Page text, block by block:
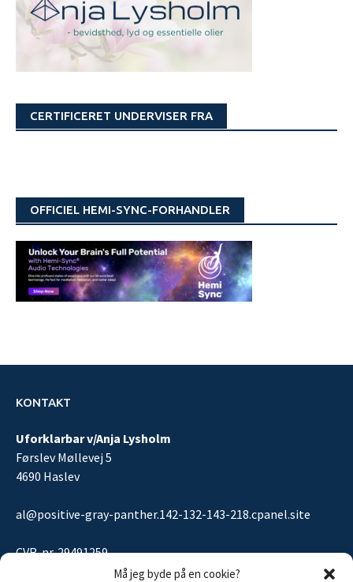
Må jeg byde på en cookie?
CERTIFICERET UNDERVISER FRA
OFFICIEL HEMI-SYNC-FORHANDLER
KONTAKT
Uforklarbar v/Anja Lysholm
Førslev Møllevej 5
4690 Haslev
al@positive-gray-panther.142-132-143-218.cpanel.site
CVR-nr. 29491259